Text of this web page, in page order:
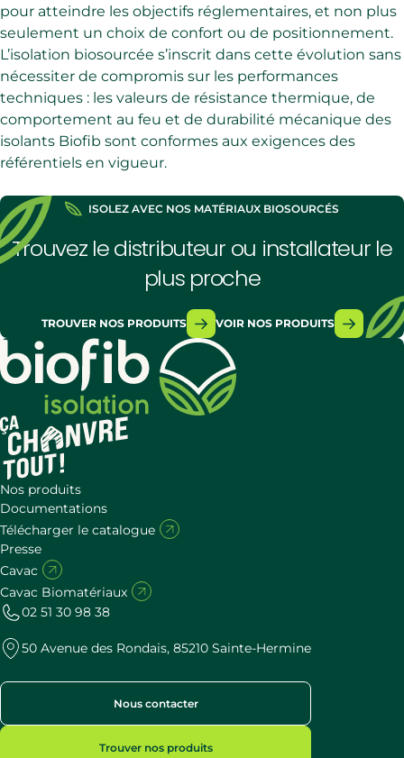
pour atteindre les objectifs réglementaires, et non plus
seulement un choix de confort ou de positionnement.
L’isolation biosourcée s’inscrit dans cette évolution sans
nécessiter de compromis sur les performances
techniques : les valeurs de résistance thermique, de
comportement au feu et de durabilité mécanique des
isolants Biofib sont conformes aux exigences des
référentiels en vigueur.
ISOLEZ AVEC NOS MATÉRIAUX BIOSOURCÉS
Trouvez le distributeur ou installateur le
plus proche
TROUVER NOS PRODUITS VOIR NOS PRODUITS
Nos produits
Documentations
Télécharger le catalogue
Presse
Cavac
Cavac Biomatériaux
02 51 30 98 38
50 Avenue des Rondais, 85210 Sainte-Hermine
Nous contacter
Trouver nos produits